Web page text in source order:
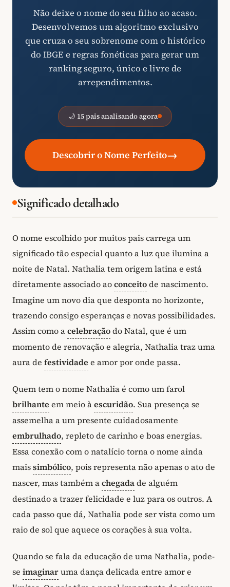
Não deixe o nome do seu filho ao acaso.
Desenvolvemos um algoritmo exclusivo
que cruza o seu sobrenome com o histórico
do IBGE e regras fonéticas para gerar um
ranking seguro, único e livre de
arrependimentos.
🌙 15 pais analisando agora
Descobrir o Nome Perfeito→
Significado detalhado
O nome escolhido por muitos pais carrega um
significado tão especial quanto a luz que ilumina a
noite de Natal. Nathalia tem origem latina e está
diretamente associado aoconceitode nascimento.
Imagine um novo dia que desponta no horizonte,
trazendo consigo esperanças e novas possibilidades.
Assim como acelebraçãodo Natal, que é um
momento de renovação e alegria, Nathalia traz uma
aura de festividade e amor por onde passa.
Quem tem o nome Nathalia é como um farol
brilhante em meio àescuridão. Sua presença se
assemelha a um presente cuidadosamente
embrulhado, repleto de carinho e boas energias.
Essa conexão com o natalício torna o nome ainda
maissimbólico, pois representa não apenas o ato de
nascer, mas também achegadade alguém
destinado a trazer felicidade e luz para os outros. A
cada passo que dá, Nathalia pode ser vista como um
raio de sol que aquece os corações à sua volta.
Quando se fala da educação de uma Nathalia, pode-
se imaginaruma dança delicada entre amor e